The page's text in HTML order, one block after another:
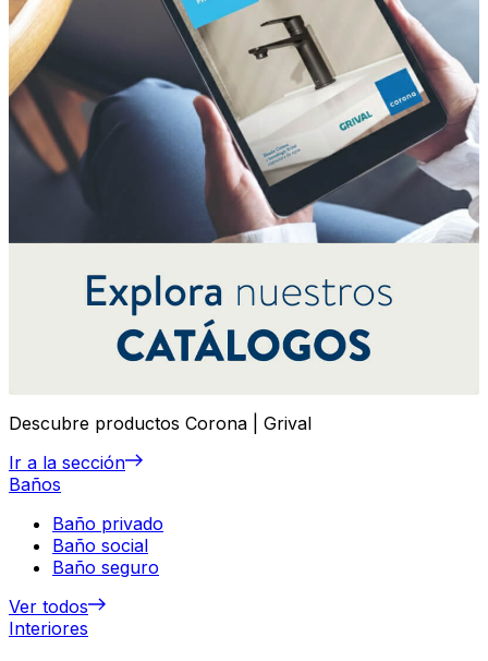
Descubre productos Corona | Grival
Ir a la sección
Baños
Baño privado
Baño social
Baño seguro
Ver todos
Interiores